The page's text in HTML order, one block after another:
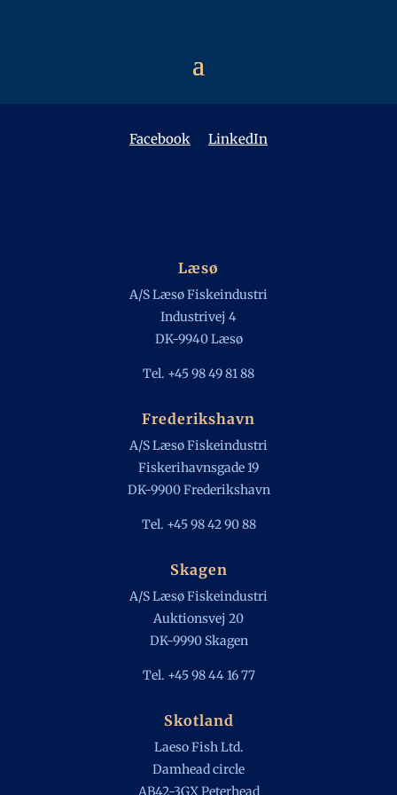
Follow us
Facebook LinkedIn
Læsø
A/S Læsø Fiskeindustri
Industrivej 4
DK-9940 Læsø
Tel. +45 98 49 81 88
Frederikshavn
A/S Læsø Fiskeindustri
Fiskerihavnsgade 19
DK-9900 Frederikshavn
Tel. +45 98 42 90 88
Skagen
A/S Læsø Fiskeindustri
Auktionsvej 20
DK-9990 Skagen
Tel. +45 98 44 16 77
Skotland
Laeso Fish Ltd.
Damhead circle
AB42-3GX Peterhead